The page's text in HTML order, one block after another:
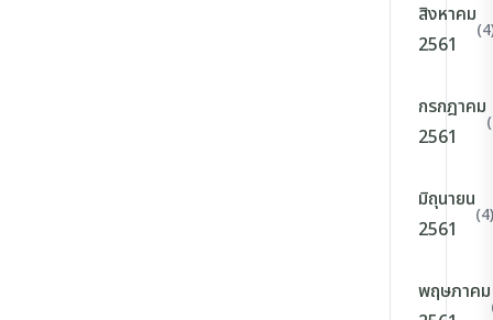
สิงหาคม
2561
กรกฎาคม
2561
มิถุนายน
2561
(4)
พฤษภาคม